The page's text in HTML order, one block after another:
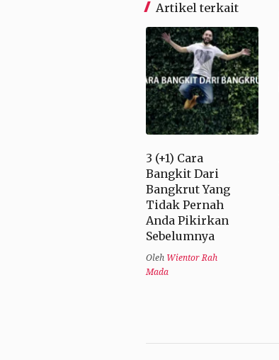
Artikel terkait
3 (+1) Cara
Bangkit Dari
Bangkrut Yang
Tidak Pernah
Anda Pikirkan
Sebelumnya
Oleh Wientor Rah
Mada